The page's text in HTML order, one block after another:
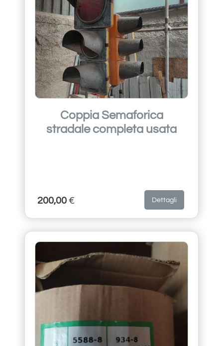
Coppia Semaforica
stradale completa usata
200,00 € Dettagli